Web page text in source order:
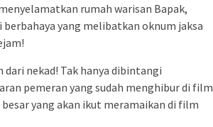
rumah warisan Bapak,
yang melibatkan oknum jaksa
nekad! Tak hanya dibintangi
pemeran yang sudah menghibur di film
yang akan ikut meramaikan di film